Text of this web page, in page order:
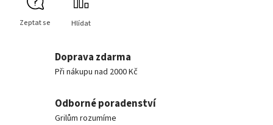
Zeptat se Hlídat
Doprava zdarma
Při nákupu nad 2000 Kč
Odborné poradenství
Grilům rozumíme